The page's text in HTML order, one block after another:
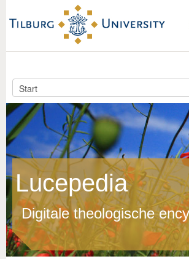
Lucepedia
Digitale theologische